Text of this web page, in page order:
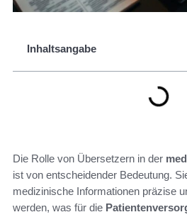
Inhaltsangabe
Die Rolle von Übersetzern in der
ist von entscheidender Bedeutung.
medizinische Informationen präzise
werden, was für die